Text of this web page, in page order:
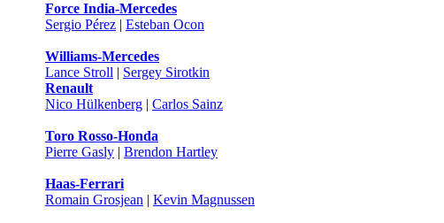
Force India-Mercedes
Sergio Pérez | Esteban Ocon
Williams-Mercedes
Lance Stroll | Sergey Sirotkin
Renault
Nico Hülkenberg | Carlos Sainz
Toro Rosso-Honda
Pierre Gasly | Brendon Hartley
Haas-Ferrari
Romain Grosjean | Kevin Magnussen